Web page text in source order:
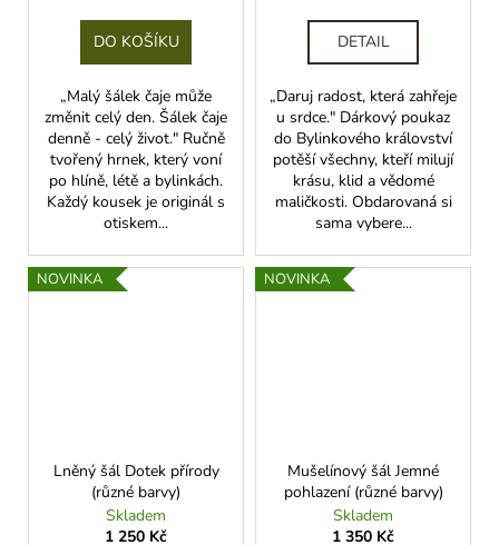
DO KOŠÍKU
„Malý šálek čaje může
změnit celý den. Šálek čaje
denně - celý život." Ručně
tvořený hrnek, který voní
po hlíně, létě a bylinkách.
Každý kousek je originál s
otiskem...
DETAIL
„Daruj radost, která zahřeje
u srdce." Dárkový poukaz
do Bylinkového království
potěší všechny, kteří milují
krásu, klid a vědomé
maličkosti. Obdarovaná si
sama vybere...
NOVINKA
Lněný šál Dotek přírody
(různé barvy)
Skladem
1 250 Kč
NOVINKA
Mušelínový šál Jemné
pohlazení (různé barvy)
Skladem
1 350 Kč